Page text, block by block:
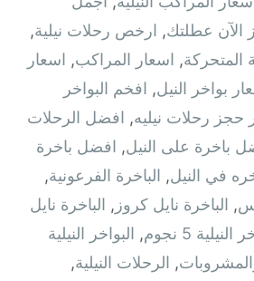
الآن عطلتك, ارخص رحلات نيلية,
المتحركة, اسعار المراكب, اسعار
بواخر النيل, افخم البواخر
حجز رحلات نيليه, افضل الرحلات
باخرة على النيل, افضل باخرة
في النيل, الباخرة الفرعونية,
, الباخرة نايل كروز , الباخرة نايل
5 نجوم , البواخر النيلية
, الرحلات النيلية,